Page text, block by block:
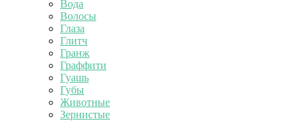
Вода
Волосы
Глаза
Глитч
Гранж
Граффити
Гуашь
Губы
Животные
Зернистые